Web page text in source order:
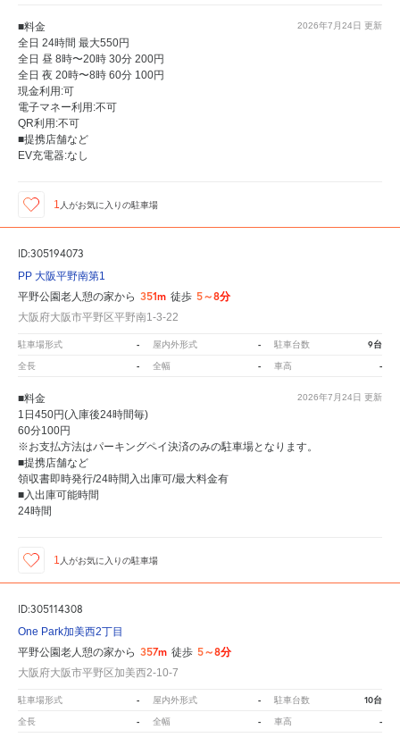
2026年7月24日 更新
■料金
全日 24時間 最大550円
全日 昼 8時〜20時 30分 200円
全日 夜 20時〜8時 60分 100円
現金利用:可
電子マネー利用:不可
QR利用:不可
■提携店舗など
EV充電器:なし
1 人がお気に入りの駐車場
ID:305194073
PP 大阪平野南第1
平野公園老人憩の家から 351m 徒歩 5～8分
大阪府大阪市平野区平野南1-3-22
駐車場形式 - 屋内外形式 - 駐車台数 9台
全長 - 全幅 - 車高 -
2026年7月24日 更新
■料金
1日450円(入庫後24時間毎)
60分100円
※お支払方法はパーキングペイ決済のみの駐車場となります。
■提携店舗など
領収書即時発行/24時間入出庫可/最大料金有
■入出庫可能時間
24時間
1 人がお気に入りの駐車場
ID:305114308
One Park加美西2丁目
平野公園老人憩の家から 357m 徒歩 5～8分
大阪府大阪市平野区加美西2-10-7
駐車場形式 - 屋内外形式 - 駐車台数 10台
全長 - 全幅 - 車高 -